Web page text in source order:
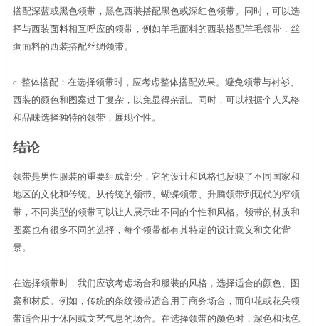
搭配深蓝或黑色领带，黑色西装搭配黑色或深红色领带。同时，可以选
择与西装面料相互呼应的领带，例如羊毛面料的西装搭配羊毛领带，丝
绸面料的西装搭配丝绸领带。
c. 整体搭配：在选择领带时，应考虑整体搭配效果。避免领带与衬衫、
西装的颜色和图案过于复杂，以免显得杂乱。同时，可以根据个人风格
和品味选择独特的领带，展现个性。
结论
领带是男性服装的重要组成部分，它的设计和风格也反映了不同国家和
地区的文化和传统。从传统的领带、蝴蝶领带、升腾领带到现代的窄领
带，不同类型的领带可以让人展示出不同的个性和风格。领带的材质和
图案也有很多不同的选择，每个领带都有其特定的设计意义和文化背
景。
在选择领带时，我们应该考虑场合和服装的风格，选择适合的颜色、图
案和材质。例如，传统的条纹领带适合用于商务场合，而印花或花朵领
带适合用于休闲或文艺气息的场合。在选择领带的颜色时，深色和浅色